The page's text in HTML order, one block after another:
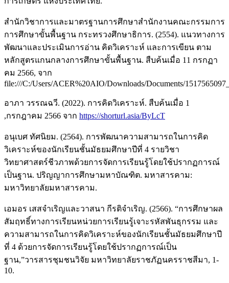
สำนักวิชาการและมาตรฐานการศึกษาสำนักงานคณะกรรมการ
การศึกษาขั้นพื้นฐาน กระทรวงศึกษาธิการ. (2554). แนวทางการ
พัฒนาและประเมินการอ่าน คิดวิเคราะห์ และการเขียน ตาม
หลักสูตรแกนกลางการศึกษาขั้นพื้นฐาน. สืบค้นเมื่อ 11 กรกฏา
คม 2566, จาก
file:///C:/Users/ACER%20AIO/Downloads/Documents/
อาภา วรรณฉวี. (2022). การคิดวิเคราะห์. สืบค้นเมื่อ 1
,กรกฎาคม 2566 จาก https://shorturl.asia/ByLcT
อนุเบศ ทัศนิยม. (2564). การพัฒนาความสามารถในการคิด
วิเคราะห์ของนักเรียนชั้นมัธยมศึกษาปีที่ 4 รายวิชา
วิทยาศาสตร์ชีวภาพด้วยการจัดการเรียนรู้โดยใช้ปรากฏการณ์
เป็นฐาน. ปริญญาการศึกษามหาบัณฑิต. มหาสารคาม:
มหาวิทยาลัยมหาสารคาม.
เอมอร เสสจำเริญและวาสนา กีรติจำเริญ. (2566). “การศึกษาผล
สัมฤทธิ์ทางการเรียนหน่วยการเรียนรู้เจาะรหัสพันธุกรรม และ
ความสามารถในการคิดวิเคราะห์ของนักเรียนชั้นมัธยมศึกษาปี
ที่ 4 ด้วยการจัดการเรียนรู้โดยใช้ปรากฏการณ์เป็น
ฐาน,”วารสารชุมชนวิจัย มหาวิทยาลัยราชภัฏนครราชสีมา, 1-
10.